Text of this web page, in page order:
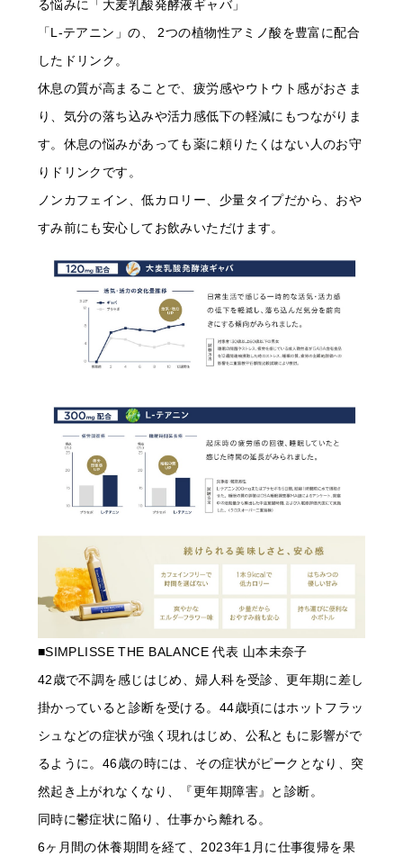
る悩みに「大麦乳酸発酵液ギャバ」
「L-テアニン」の、 2つの植物性アミノ酸を豊富に配合
したドリンク。
休息の質が高まることで、疲労感やウトウト感がおさま
り、気分の落ち込みや活力感低下の軽減にもつながりま
す。休息の悩みがあっても薬に頼りたくはない人のお守
りドリンクです。
ノンカフェイン、低カロリー、少量タイプだから、おや
すみ前にも安心してお飲みいただけます。
■SIMPLISSE THE BALANCE 代表 山本未奈子
42歳で不調を感じはじめ、婦人科を受診、更年期に差し
掛かっていると診断を受ける。44歳頃にはホットフラッ
シュなどの症状が強く現れはじめ、公私ともに影響がで
るように。46歳の時には、その症状がピークとなり、突
然起き上がれなくなり、『更年期障害』と診断。
同時に鬱症状に陥り、仕事から離れる。
6ヶ月間の休養期間を経て、2023年1月に仕事復帰を果